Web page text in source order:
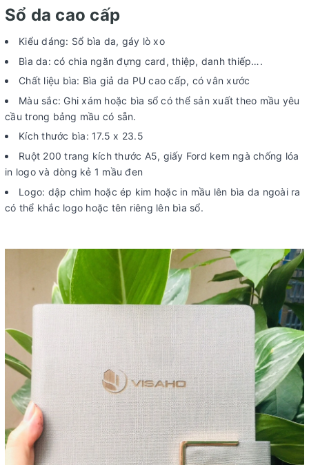
Sổ da cao cấp
Kiểu dáng: Sổ bìa da, gáy lò xo
Bìa da: có chia ngăn đựng card, thiệp, danh thiếp….
Chất liệu bìa: Bìa giả da PU cao cấp, có vân xước
Màu sắc: Ghi xám hoặc bìa sổ có thể sản xuất theo mầu yêu
cầu trong bảng mầu có sẵn.
Kích thước bìa: 17.5 x 23.5
Ruột 200 trang kích thước A5, giấy Ford kem ngà chống lóa
in logo và dòng kẻ 1 mầu đen
Logo: dập chìm hoặc ép kim hoặc in mầu lên bìa da ngoài ra
có thể khắc logo hoặc tên riêng lên bìa sổ.